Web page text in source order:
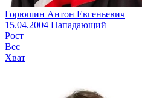
Горюшин Антон Евгеньевич
15.04.2004 Нападающий
Рост
Вес
Хват